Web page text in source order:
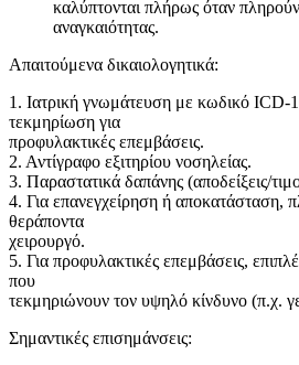
καλύπτονται πλήρως όταν
αναγκαιότητας.
Απαιτούμενα δικαιολογητικά:
1. Ιατρική γνωμάτευση με κωδικό ICD-
τεκμηρίωση για
προφυλακτικές επεμβάσεις.
2. Αντίγραφο εξιτηρίου νοσηλείας.
3. Παραστατικά δαπάνης (αποδείξεις/
4. Για επανεγχείρηση ή αποκατάσταση,
θεράποντα
χειρουργό.
5. Για προφυλακτικές επεμβάσεις,
που
τεκμηριώνουν τον υψηλό κίνδυνο (π.χ.
Σημαντικές επισημάνσεις: